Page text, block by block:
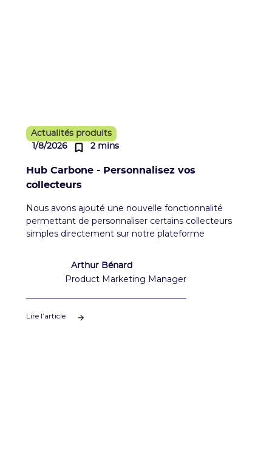
Actualités produits
1/8/2026
2 mins
Hub Carbone - Personnalisez vos
collecteurs
Nous avons ajouté une nouvelle fonctionnalité
permettant de personnaliser certains collecteurs
simples directement sur notre plateforme
Arthur Bénard
Product Marketing Manager
Lire l’article